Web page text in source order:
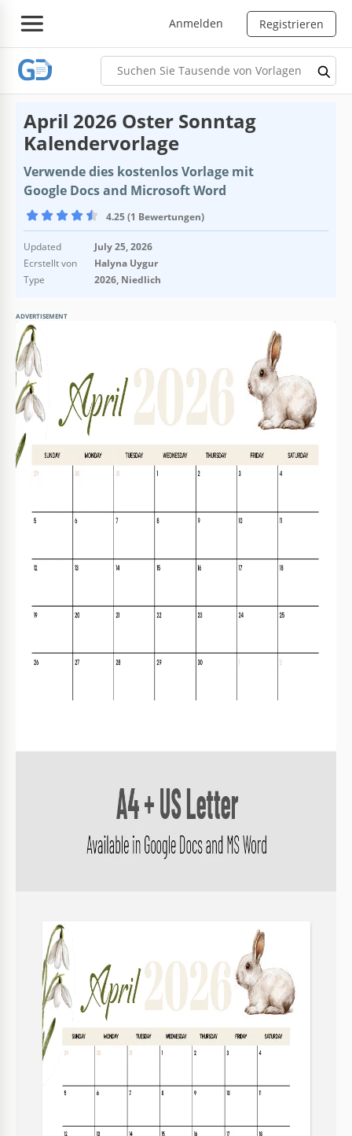
Anmelden Registrieren
April 2026 Oster Sonntag
Kalendervorlage
Verwende dies kostenlos Vorlage mit
Google Docs and Microsoft Word
4.25 (1 Bewertungen)
Updated
July 25, 2026
Ecrstellt von
Halyna Uygur
Type
2026, Niedlich
ADVERTISEMENT